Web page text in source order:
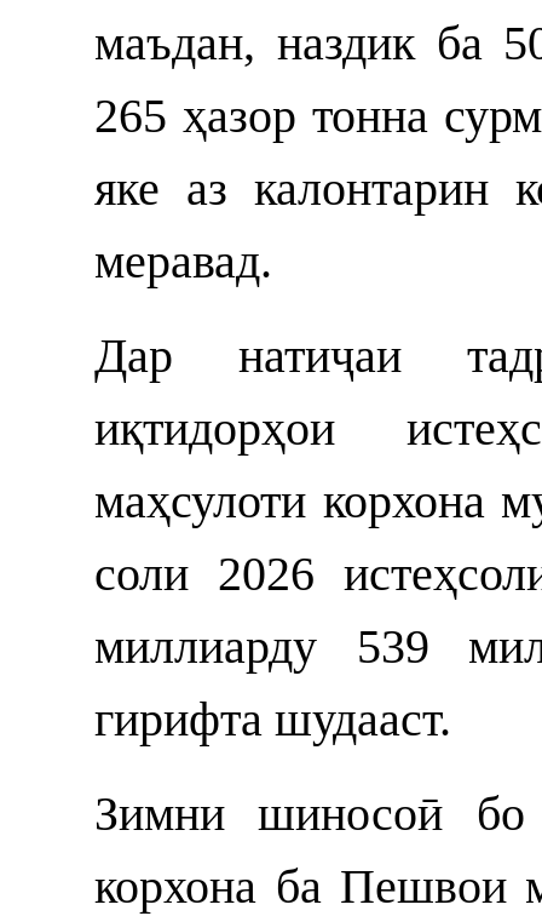
маъдан, наздик ба
265 ҳазор тонна
яке аз калонтарин
меравад.
Дар натиҷаи
иқтидорҳои
маҳсулоти корхона
соли 2026
миллиарду 539
гирифта шудааст.
Зимни шиносоӣ бо
корхона ба Пешвои